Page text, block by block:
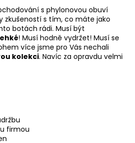
s phylonovou obuví
zkušeností s tím, co máte jako
botách rádi. Musí být
! Musí hodně vydržet! Musí se
více jsme pro Vás nechali
kolekci. Navíc za opravdu velmi
firmou